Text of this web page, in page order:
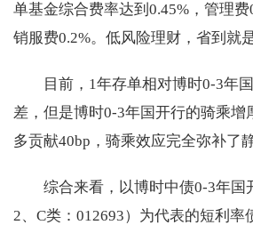
单基金综合费率达到0.45%，管理费
销服费0.2%。低风险理财，省到就
目前，1年存单相对博时0-3年
差，但是博时0-3年国开行的骑乘增
多贡献40bp，骑乘效应完全弥补了
综合来看，以博时中债0-3年国
2、C类：012693）为代表的短利率